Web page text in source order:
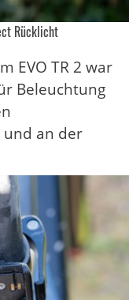
Rücklicht
EVO TR 2 war
Beleuchtung
an der